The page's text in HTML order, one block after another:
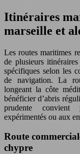
Itinéraires
marseille et
Les routes maritimes
de plusieurs
spécifiques selon les
de navigation. La
longeant la côte
bénéficier d’abris
prudente convient
expérimentés ou aux
Route
chypre